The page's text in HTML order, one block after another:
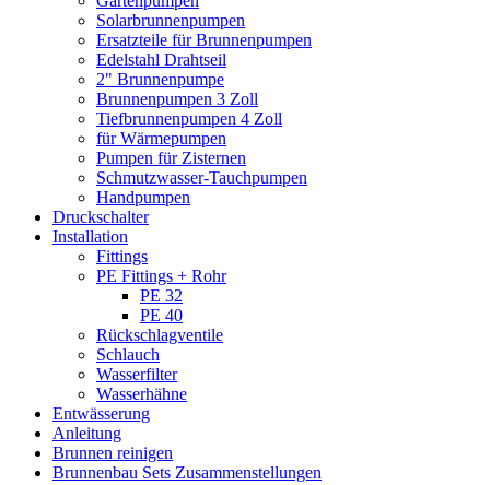
Solarbrunnenpumpen
Ersatzteile für Brunnenpumpen
Edelstahl Drahtseil
2" Brunnenpumpe
Brunnenpumpen 3 Zoll
Tiefbrunnenpumpen 4 Zoll
für Wärmepumpen
Pumpen für Zisternen
Schmutzwasser-Tauchpumpen
Handpumpen
Druckschalter
Installation
Fittings
PE Fittings + Rohr
PE 32
PE 40
Rückschlagventile
Schlauch
Wasserfilter
Wasserhähne
Entwässerung
Anleitung
Brunnen reinigen
Brunnenbau Sets Zusammenstellungen